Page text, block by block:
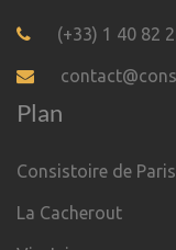
(+33) 1 40 82
Plan
Consistoire de Paris
La Cacherout